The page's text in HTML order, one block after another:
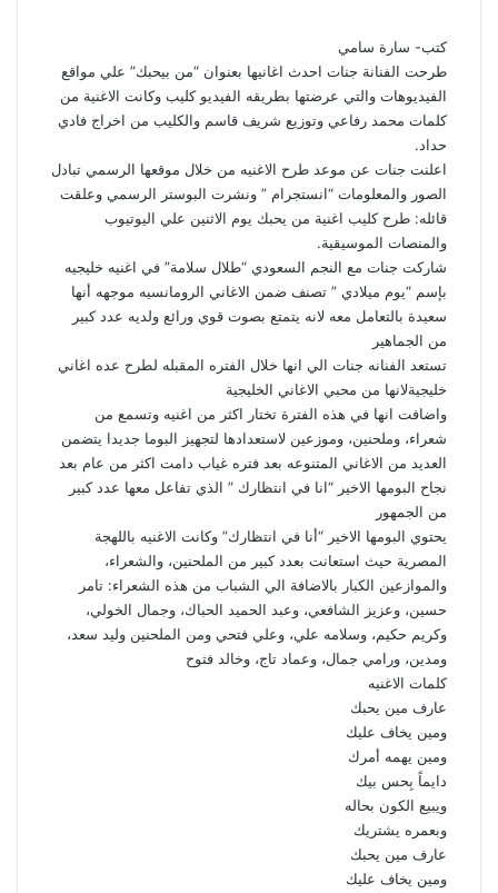
كتب- سارة سامي
طرحت الفنانة جنات احدث اغانيها بعنوان “من بيحبك” علي مواقع
الفيديوهات والتي عرضتها بطريقه الفيديو كليب وكانت الاغنية من
كلمات محمد رفاعي وتوزيع شريف قاسم والكليب من اخراج فادي
حداد.
اعلنت جنات عن موعد طرح الاغنيه من خلال موقعها الرسمي تبادل
الصور والمعلومات “انستجرام ” ونشرت البوستر الرسمي وعلقت
قائله: طرح كليب اغنية من يحبك يوم الاثنين علي اليوتيوب
والمنصات الموسيقية.
شاركت جنات مع النجم السعودي “طلال سلامة” في اغنيه خليجيه
بإسم “يوم ميلادي ” تصنف ضمن الاغاني الرومانسيه موجهه أنها
سعيدة بالتعامل معه لانه يتمتع بصوت قوي ورائع ولديه عدد كبير
من الجماهير
تستعد الفنانه جنات الي انها خلال الفتره المقبله لطرح عده اغاني
خليجيةلانها من محبي الاغاني الخليجية
واضافت انها في هذه الفترة تختار اكثر من اغنيه وتسمع من
شعراء، وملحنين، وموزعين لاستعدادها لتجهيز البوما جديدا يتضمن
العديد من الاغاني المتنوعه بعد فتره غياب دامت اكثر من عام بعد
نجاح البومها الاخير “انا في انتظارك ” الذي تفاعل معها عدد كبير
من الجمهور
يحتوي البومها الاخير “أنا في انتظارك” وكانت الاغنيه باللهجة
المصرية حيث استعانت بعدد كبير من الملحنين، والشعراء،
والموازعين الكبار بالاضافة الي الشباب من هذه الشعراء: تامر
حسين، وعزيز الشافعي، وعبد الحميد الحباك، وجمال الخولي،
وكريم حكيم، وسلامه علي، وعلي فتحي ومن الملحنين وليد سعد،
ومدين، ورامي جمال، وعماد تاج، وخالد فتوح
كلمات الاغنيه
عارف مين يحبك
ومين يخاف عليك
ومين يهمه أمرك
دايماً بِحس بيك
ويبيع الكون بحاله
وبعمره يشتريك
عارف مين يحبك
ومين يخاف عليك